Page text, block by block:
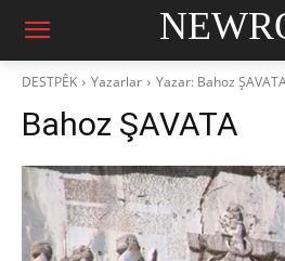
DESTPÊK Yazarlar Yazar: Bahoz
Bahoz ŞAVATA